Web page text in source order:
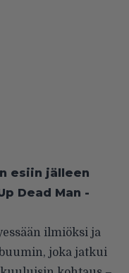
esiin jälleen
Dead Man -
ilmiöksi ja
joka jatkui